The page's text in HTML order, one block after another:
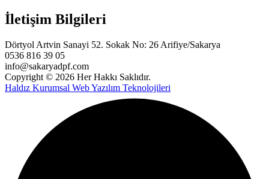
İletişim Bilgileri
Dörtyol Artvin Sanayi 52. Sokak No: 26 Arifiye/Sakarya
0536 816 39 05
info@sakaryadpf.com
Copyright © 2026 Her Hakkı Saklıdır.
Haldız Kurumsal Web Yazılım Teknolojileri